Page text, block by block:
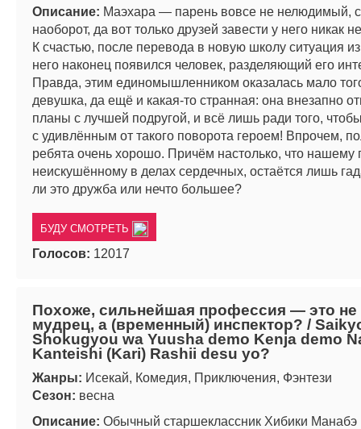
Описание: Маэхара — парень вовсе не нелюдимый,
наоборот, да вот только друзей завести у него никак
К счастью, после перевода в новую школу ситуация
него наконец появился человек, разделяющий его
Правда, этим единомышленником оказалась мало
девушка, да ещё и какая-то странная: она внезапно
планы с лучшей подругой, и всё лишь ради того,
с удивлённым от такого поворота героем! Впрочем,
ребята очень хорошо. Причём настолько, что нашему
неискушённому в делах сердечных, остаётся лишь
ли это дружба или нечто большее?
БУДУ СМОТРЕТЬ
Голосов: 12017
Похоже, сильнейшая профессия — это не
мудрец, а (временный) инспектор? /
Shokugyou wa Yuusha demo Kenja demo
Kanteishi (Kari) Rashii desu yo?
Жанры: Исекай, Комедия, Приключения, Фэнтези
Сезон: весна
Описание: Обычный старшеклассник Хибики Манабэ